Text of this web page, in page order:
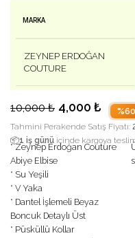
MARKA
ZEYNEP ERDOĞAN
COUTURE
10,000₺ 4,000 ₺
Tahmini Perakende Satış Fiyatı:
📦1 iş günü içinde kargoya
* Zeynep Erdoğan Couture
Abiye Elbise
* Su Yeşili
* V Yaka
* Dantel İşlemeli Beyaz
Boncuk Detaylı Üst
* Püsküllü Kollar